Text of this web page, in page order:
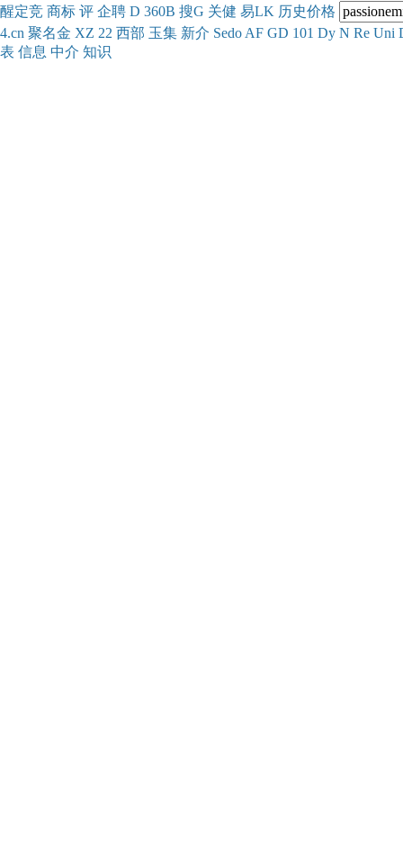
醒定竞 商标 评 企聘 D 360B 搜G 关健 易LK 历史价格
4.cn 聚名金 XZ 22 西部 玉集 新介 Sedo AF GD 101 Dy N Re Uni
表 信息 中介 知识